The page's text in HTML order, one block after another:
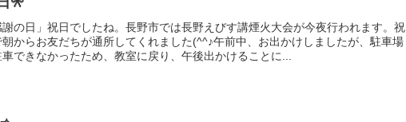
の日」祝日でしたね。長野市では長野えびす講煙火大会が今夜行われます。祝
朝からお友だちが通所してくれました(^^♪午前中、お出かけしましたが、駐車場
できなかったため、教室に戻り、午後出かけることに...